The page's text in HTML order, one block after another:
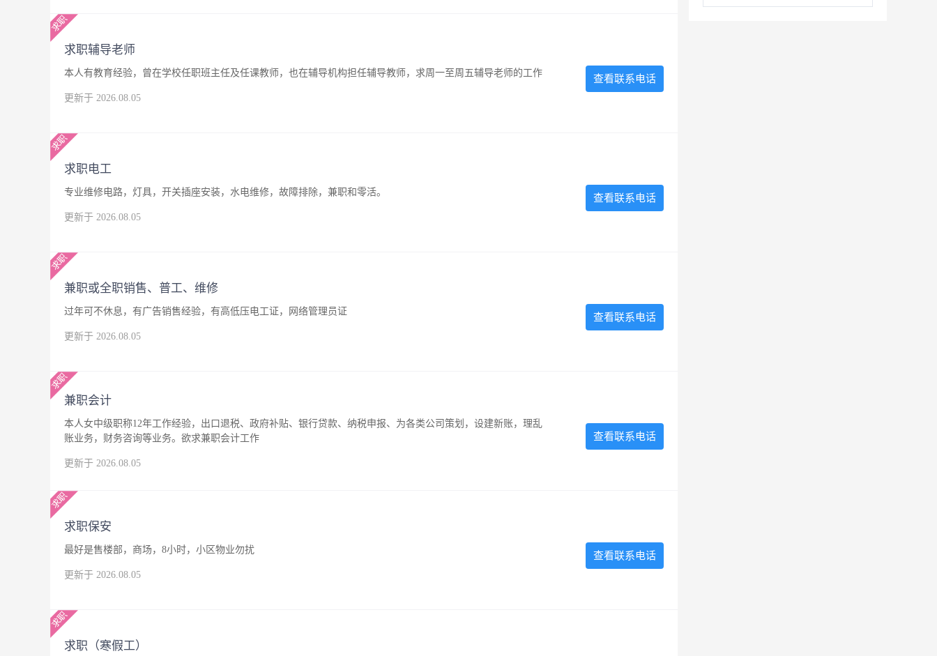
求职辅导老师
本人有教育经验，曾在学校任职班主任及任课教师，也在辅导机构担任辅导教师，求周一至周五辅导老师的工作
更新于 2026.08.05
查看联系电话
求职电工
专业维修电路，灯具，开关插座安装，水电维修，故障排除，兼职和零活。
更新于 2026.08.05
查看联系电话
兼职或全职销售、普工、维修
过年可不休息，有广告销售经验，有高低压电工证，网络管理员证
更新于 2026.08.05
查看联系电话
兼职会计
本人女中级职称12年工作经验，出口退税、政府补贴、银行贷款、纳税申报、为各类公司策划，设建新账，理乱
账业务，财务咨询等业务。欲求兼职会计工作
更新于 2026.08.05
查看联系电话
求职保安
最好是售楼部，商场，8小时，小区物业勿扰
更新于 2026.08.05
查看联系电话
求职（寒假工）